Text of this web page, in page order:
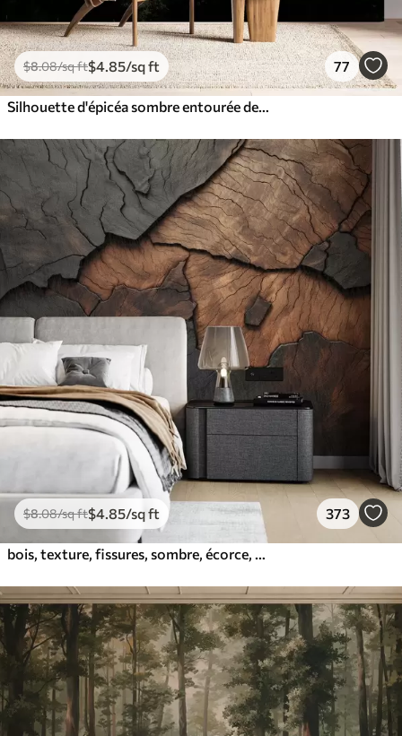
$8.08/sq ft$4 .85/sq ft 77
$8.08/sq ft$4 .85/sq ft 373